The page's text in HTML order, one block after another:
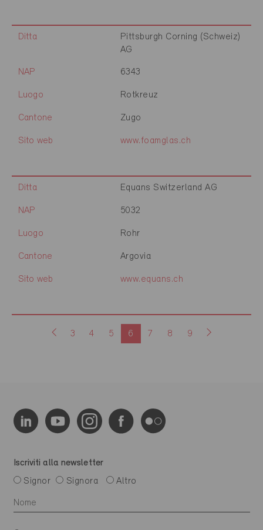
Ditta
Pittsburgh Corning (Schweiz)
AG
NAP 6343
Luogo Rotkreuz
Cantone Zugo
Sito web www.foamglas.ch
Ditta Equans Switzerland AG
NAP 5032
Luogo Rohr
Cantone Argovia
Sito web www.equans.ch
3 4 5 6 7 8 9
Iscriviti alla newsletter
Signor
Signora Altro